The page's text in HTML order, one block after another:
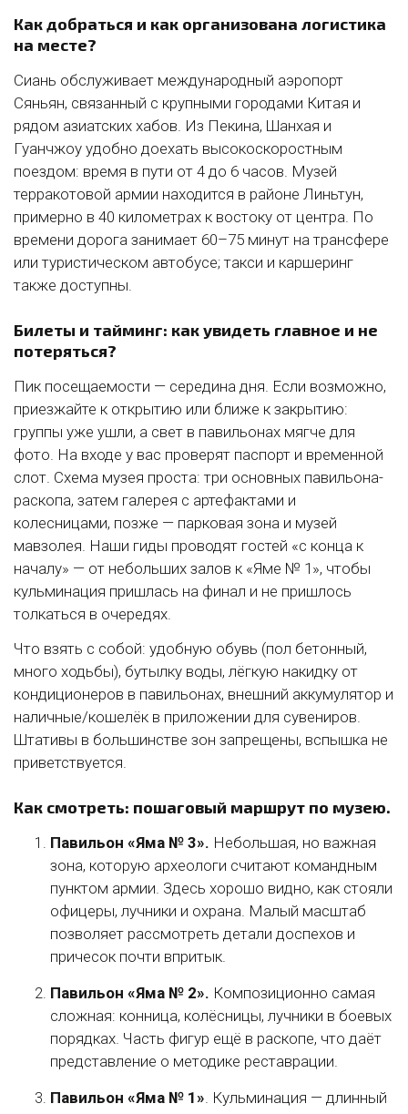
Как добраться и как организована логистика
на месте?
Сиань обслуживает международный аэропорт
Сяньян, связанный с крупными городами Китая и
рядом азиатских хабов. Из Пекина, Шанхая и
Гуанчжоу удобно доехать высокоскоростным
поездом: время в пути от 4 до 6 часов. Музей
терракотовой армии находится в районе Линьтун,
примерно в 40 километрах к востоку от центра. По
времени дорога занимает 60–75 минут на трансфере
или туристическом автобусе; такси и каршеринг
также доступны.
Билеты и тайминг: как увидеть главное и не
потеряться?
Пик посещаемости — середина дня. Если возможно,
приезжайте к открытию или ближе к закрытию:
группы уже ушли, а свет в павильонах мягче для
фото. На входе у вас проверят паспорт и временной
слот. Схема музея проста: три основных павильона-
раскопа, затем галерея с артефактами и
колесницами, позже — парковая зона и музей
мавзолея. Наши гиды проводят гостей «с конца к
началу» — от небольших залов к «Яме № 1», чтобы
кульминация пришлась на финал и не пришлось
толкаться в очередях.
Что взять с собой: удобную обувь (пол бетонный,
много ходьбы), бутылку воды, лёгкую накидку от
кондиционеров в павильонах, внешний аккумулятор и
наличные/кошелёк в приложении для сувениров.
Штативы в большинстве зон запрещены, вспышка не
приветствуется.
Как смотреть: пошаговый маршрут по музею.
Павильон «Яма № 3». Небольшая, но важная
зона, которую археологи считают командным
пунктом армии. Здесь хорошо видно, как стояли
офицеры, лучники и охрана. Малый масштаб
позволяет рассмотреть детали доспехов и
причесок почти впритык.
Павильон «Яма № 2». Композиционно самая
сложная: конница, колёсницы, лучники в боевых
порядках. Часть фигур ещё в раскопе, что даёт
представление о методике реставрации.
Павильон «Яма № 1» . Кульминация — длинный